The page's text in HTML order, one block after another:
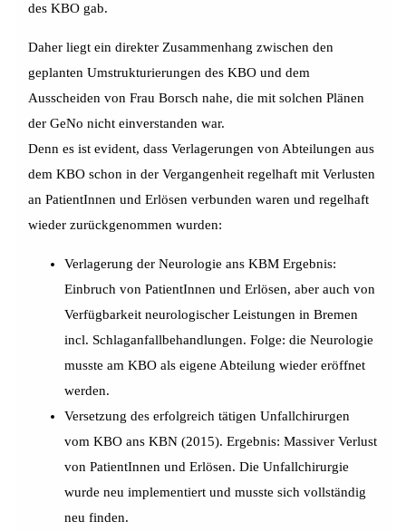
des KBO gab.
Daher liegt ein direkter Zusammenhang zwischen den
geplanten Umstrukturierungen des KBO und dem
Ausscheiden von Frau Borsch nahe, die mit solchen Plänen
der GeNo nicht einverstanden war.
Denn es ist evident, dass Verlagerungen von Abteilungen aus
dem KBO schon in der Vergangenheit regelhaft mit Verlusten
an PatientInnen und Erlösen verbunden waren und regelhaft
wieder zurückgenommen wurden:
Verlagerung der Neurologie ans KBM Ergebnis:
Einbruch von PatientInnen und Erlösen, aber auch von
Verfügbarkeit neurologischer Leistungen in Bremen
incl. Schlaganfallbehandlungen. Folge: die Neurologie
musste am KBO als eigene Abteilung wieder eröffnet
werden.
Versetzung des erfolgreich tätigen Unfallchirurgen
vom KBO ans KBN (2015). Ergebnis: Massiver Verlust
von PatientInnen und Erlösen. Die Unfallchirurgie
wurde neu implementiert und musste sich vollständig
neu finden.